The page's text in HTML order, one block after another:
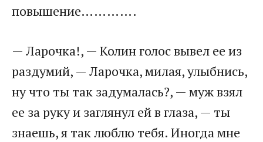
повышение………….
— Ларочка!, — Колин голос вывел ее из
раздумий, — Ларочка, милая, улыбнись,
ну что ты так задумалась?, — муж взял
ее за руку и заглянул ей в глаза, — ты
знаешь, я так люблю тебя. Иногда мне